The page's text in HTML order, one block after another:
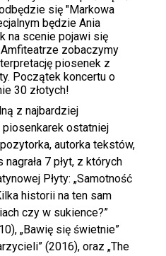
się "Markowa
będzie Ania
na scenie pojawi się
zobaczymy
piosenek z
Początek koncertu o
30 złotych!
z najbardziej
ostatniej
autorka tekstów,
7 płyt, z których
Płyty: „Samotność
historii na ten sam
czy w sukience?”
„Bawię się świetnie”
(2016), oraz „The